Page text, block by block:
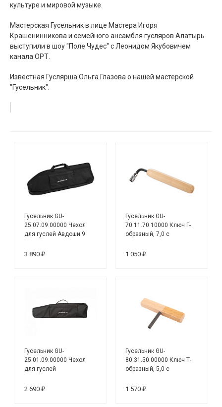
культуре и мировой музыке.
Мастерская Гусельник в лице Мастера Игоря
Крашенинникова и семейного ансамбля гусляров Алатырь
выступили в шоу "Поле Чудес" с Леонидом Якубовичем
канала ОРТ.
Известная Гуслярша Ольга Глазова о нашей мастерской
"Гусельник".
Гусельник GU-
25.07.09.00000 Чехол
для гуслей Авдоши 9
3 890 ₽
Гусельник GU-
70.11.70.10000 Ключ Г-
образный, 7,0 с
1 050 ₽
Гусельник GU-
25.01.09.00000 Чехол
для гуслей
мягкий, чёрный
2 690 ₽
Гусельник GU-
80.31.50.00000 Ключ Т-
образный, 5,0 с
1 570 ₽